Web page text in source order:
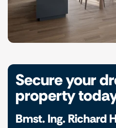
Secure your
property
Bmst. Ing. Richard